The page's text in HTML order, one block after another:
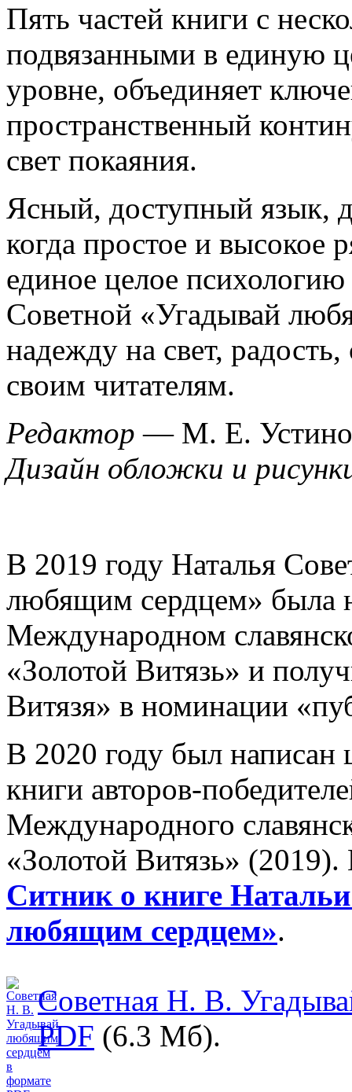
Пять частей книги с
подвязанными в единую
уровне, объединяет
пространственный
свет покаяния.
Ясный, доступный язык,
когда простое и высокое
единое целое
Советной «Угадывай
надежду на свет,
своим читателям.
Редактор — М. Е.
Дизайн обложки и
В 2019 году Наталья
любящим сердцем» была
Международном
«Золотой Витязь» и
Витязя» в номинации
В 2020 году был написан
книги авторов-
Международного
«Золотой Витязь»
Ситник о книге
любящим сердцем».
Советная Н. В.
PDF (6.3 Мб).